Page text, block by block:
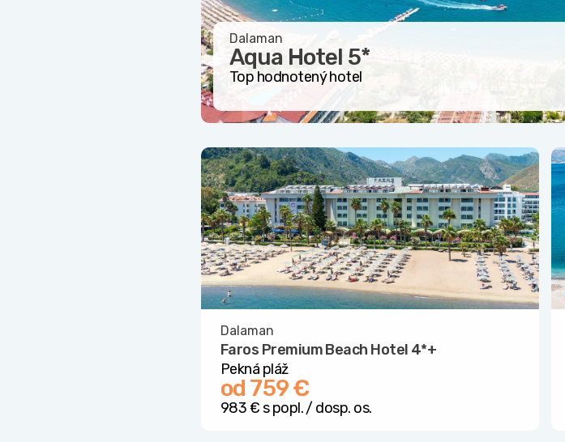
Dalaman
Aqua Hotel 5*
Top hodnotený hotel
Dalaman
Faros Premium Beach Hotel 4*+
Pekná pláž
od 759 €
983 € s popl. / dosp. os.